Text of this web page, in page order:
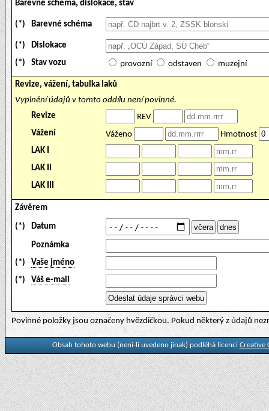
Barevné schéma, dislokace, stav
(*) Barevné schéma
(*)
Dislokace
(*)
Stav vozu provozní odstaven muzejní
Revize, vážení, tabulka laků
Vyplnění údajů v tomto oddílu není povinné.
Revize
REV
Vážení
Váženo
Hmotnost
LAK I
LAK II
LAK III
Závěrem
(*) Datum
Poznámka
(*)
Vaše jméno
(*)
Váš e-mail
Povinné položky jsou označeny hvězdičkou. Pokud některý z údajů
Obsah tohoto webu (není-li uvedeno jinak) podléhá licenci Creative